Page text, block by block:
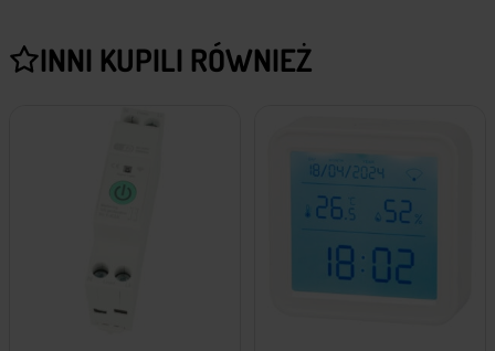
INNI KUPILI RÓWNIEŻ